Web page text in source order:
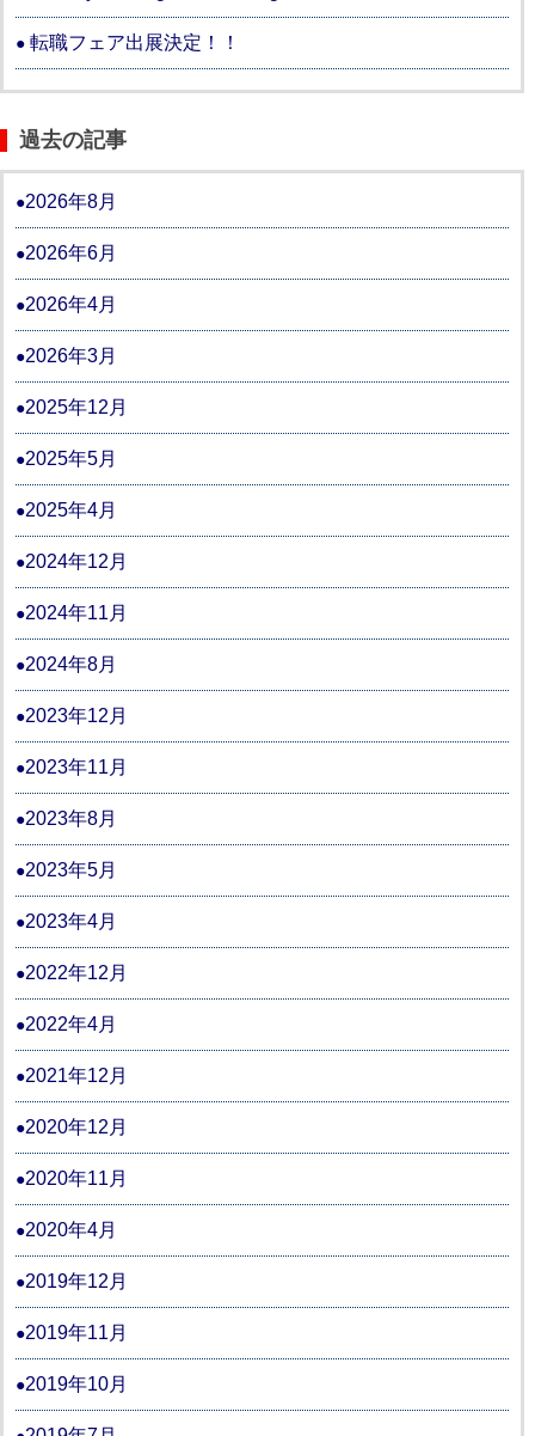
転職フェア出展決定！！
過去の記事
2026年8月
2026年6月
2026年4月
2026年3月
2025年12月
2025年5月
2025年4月
2024年12月
2024年11月
2024年8月
2023年12月
2023年11月
2023年8月
2023年5月
2023年4月
2022年12月
2022年4月
2021年12月
2020年12月
2020年11月
2020年4月
2019年12月
2019年11月
2019年10月